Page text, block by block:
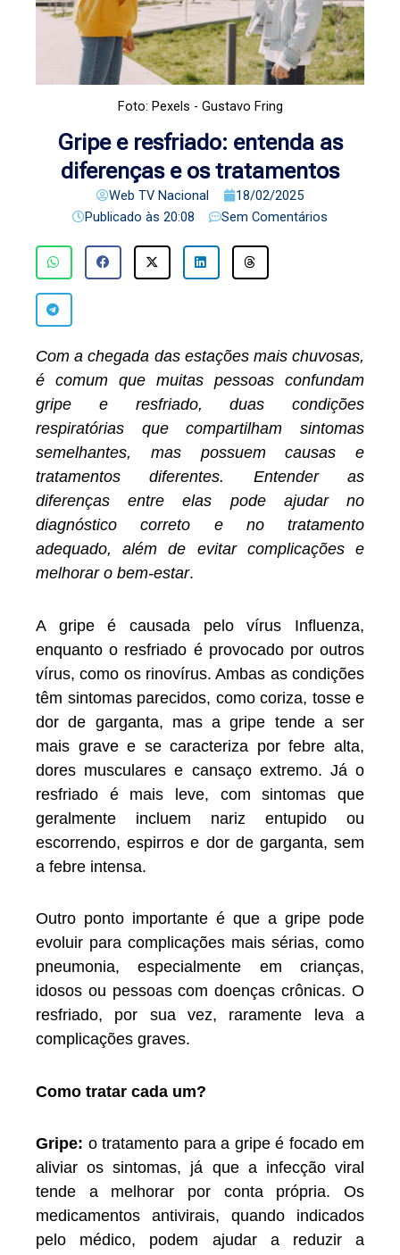
Foto: Pexels - Gustavo Fring
Gripe e resfriado: entenda as
diferenças e os tratamentos
Web TV Nacional
18/02/2025
Publicado às 20:08 Sem Comentários
Com a chegada das estações mais chuvosas,
é comum que muitas pessoas confundam
gripe e resfriado, duas condições
respiratórias que compartilham sintomas
semelhantes, mas possuem causas e
tratamentos diferentes. Entender as
diferenças entre elas pode ajudar no
diagnóstico correto e no tratamento
adequado, além de evitar complicações e
melhorar o bem-estar.
A gripe é causada pelo vírus Influenza,
enquanto o resfriado é provocado por outros
vírus, como os rinovírus. Ambas as condições
têm sintomas parecidos, como coriza, tosse e
dor de garganta, mas a gripe tende a ser
mais grave e se caracteriza por febre alta,
dores musculares e cansaço extremo. Já o
resfriado é mais leve, com sintomas que
geralmente incluem nariz entupido ou
escorrendo, espirros e dor de garganta, sem
a febre intensa.
Outro ponto importante é que a gripe pode
evoluir para complicações mais sérias, como
pneumonia, especialmente em crianças,
idosos ou pessoas com doenças crônicas. O
resfriado, por sua vez, raramente leva a
complicações graves.
Como tratar cada um?
Gripe: o tratamento para a gripe é focado em
aliviar os sintomas, já que a infecção viral
tende a melhorar por conta própria. Os
medicamentos antivirais, quando indicados
pelo médico, podem ajudar a reduzir a